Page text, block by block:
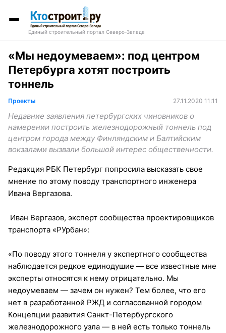
Единый строительный портал Северо-Запада
«Мы недоумеваем»: под центром
Петербурга хотят построить
тоннель
Проекты 27.11.2020 11:11
Недавние заявления петербургских чиновников о
намерении построить железнодорожный тоннель под
центром города между Финляндским и Балтийским
вокзалами вызвали большой интерес общественности.
Редакция РБК Петербург попросила высказать свое
мнение по этому поводу транспортного инженера
Ивана Вергазова.
Иван Вергазов, эксперт сообщества проектировщиков
транспорта «РУрбан»:
«По поводу этого тоннеля у экспертного сообщества
наблюдается редкое единодушие — все известные мне
эксперты относятся к нему отрицательно. Мы
недоумеваем — зачем он нужен? Тем более, что его
нет в разработанной РЖД и согласованной городом
Концепции развития Санкт-Петербургского
железнодорожного узла — в ней есть только тоннель